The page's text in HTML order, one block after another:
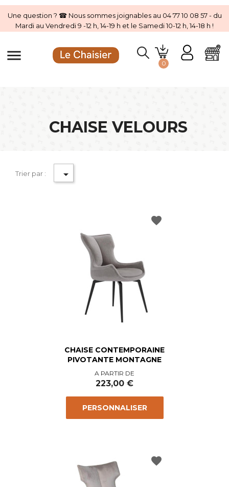
Une question ? ☎ Nous sommes joignables au 04 77 10 08 57 - du
Mardi au Vendredi 9 -12 h, 14-19 h et le Samedi 10-12 h, 14-18 h !
menu 0
CHAISE VELOURS
Trier par : 
CHAISE CONTEMPORAINE
PIVOTANTE MONTAGNE
Prix
A PARTIR DE
223,00 €
PERSONNALISER
favorite
favorite